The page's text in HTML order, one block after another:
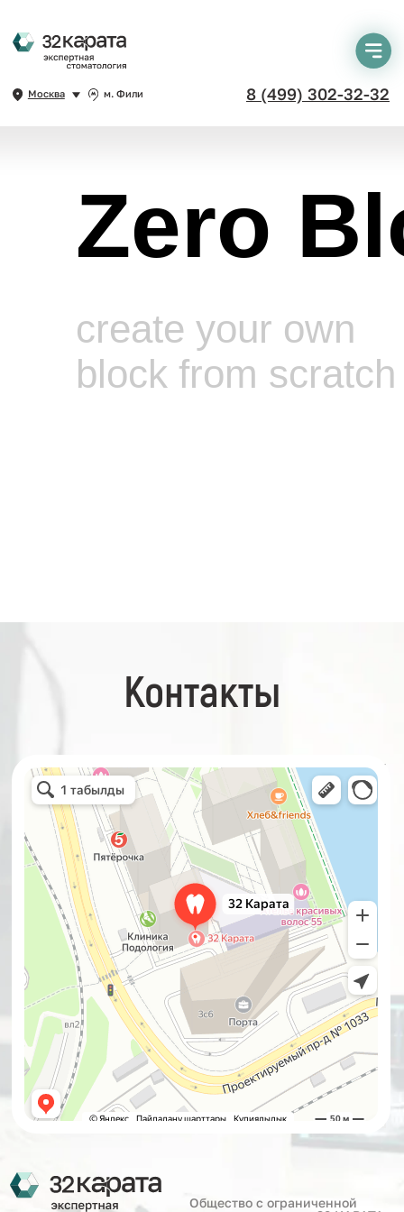
м. Фили
Zero
create your own
block from scratch
Мы Вконтакте
8 (499) 302-32-32
«32 Карата», г. Москва, Большая
Филевская, д. 3, корп. 4
Общество с ограниченной
ответственностью «32 КАРАТА»
Персональные данные (в том числе фото),
размещенные на сайте, не подлежат использованию
на других информационных ресурсах
info@32karata-online.ru
Перенести прием
Мы в Telegram
Получить
налоговый вычет
Мы в MAX